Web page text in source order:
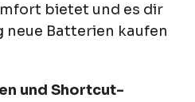
bietet und es dir
Batterien kaufen
und Shortcut-